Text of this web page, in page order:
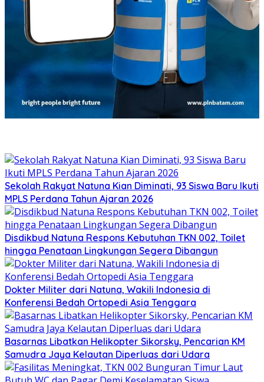
Sekolah Rakyat Natuna Kian Diminati, 93 Siswa Baru Ikuti
MPLS Perdana Tahun Ajaran 2026
Disdikbud Natuna Respons Kebutuhan TKN 002, Toilet
hingga Penataan Lingkungan Segera Dibangun
Dokter Militer dari Natuna, Wakili Indonesia di
Konferensi Bedah Ortopedi Asia Tenggara
Basarnas Libatkan Helikopter Sikorsky, Pencarian KM
Samudra Jaya Kelautan Diperluas dari Udara